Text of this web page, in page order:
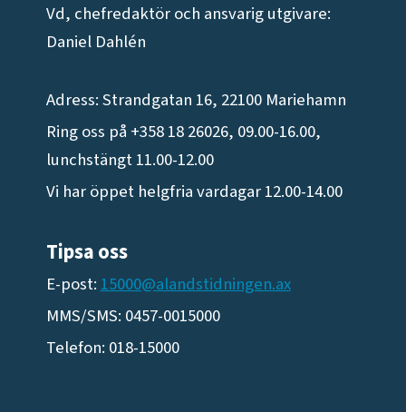
Vd, chefredaktör och ansvarig utgivare:
Daniel Dahlén
Adress: Strandgatan 16, 22100 Mariehamn
Ring oss på +358 18 26026, 09.00-16.00,
lunchstängt 11.00-12.00
Vi har öppet helgfria vardagar 12.00-14.00
Tipsa oss
E-post:15000@alandstidningen.ax
MMS/SMS: 0457-0015000
Telefon: 018-15000